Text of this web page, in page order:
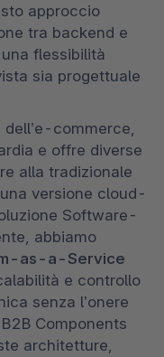
approccio
tra backend e
flessibilità
sia progettuale
commerce,
e offre diverse
alla tradizionale
versione cloud-
Software-
abbiamo
as-a-Service
e controllo
senza l’onere
Components
architetture,